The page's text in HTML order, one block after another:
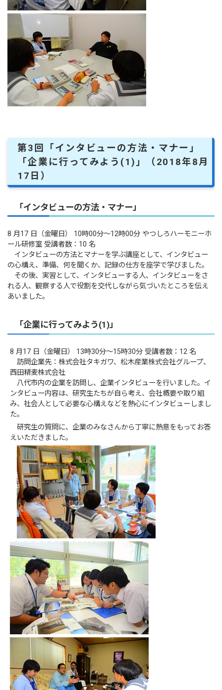
第3回「インタビューの方法・マナー」
「企業に行ってみよう(1)」（2018年8月
17日）
「インタビューの方法・マナー」
8 月17 日（金曜日） 10時00分～12時00分 やつしろハーモニーホ
ール研修室 受講者数：10 名
インタビューの方法とマナーを学ぶ講座として、インタビュー
の心構え、準備、何を聞くか、記録の仕方を座学で学びました。
その後、実習として、インタビューする人、インタビューをさ
れる人、観察する人で役割を交代しながら気づいたところを伝え
あいました。
「企業に行ってみよう(1)」
8 月17 日（金曜日） 13時30分～15時30分 受講者数：12 名
訪問企業先：株式会社タキガワ、松木産業株式会社グループ、
西田精麦株式会社
八代市内の企業を訪問し、企業インタビューを行いました。イ
ンタビュー内容は、研究生たちが自ら考え、会社概要や取り組
み、社会人として必要な心構えなどを熱心にインタビューしまし
た。
研究生の質問に、企業のみなさんから丁寧に熱意をもってお答
えいただきました。